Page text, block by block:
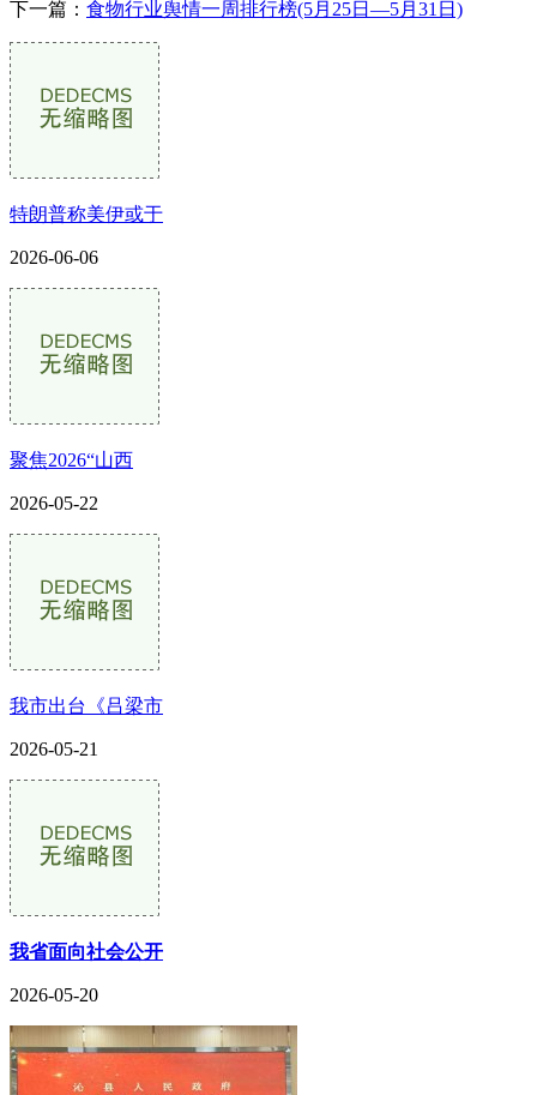
下一篇： 食物行业舆情一周排行榜(5月25日—5月31日)
特朗普称美伊或于
2026-06-06
聚焦2026“山西
2026-05-22
我市出台《吕梁市
2026-05-21
我省面向社会公开
2026-05-20